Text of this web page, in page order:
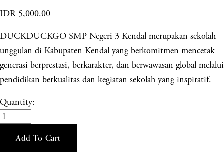
IDR 5,000.00
DUCKDUCKGO SMP Negeri 3 Kendal merupakan sekolah
unggulan di Kabupaten Kendal yang berkomitmen mencetak
generasi berprestasi, berkarakter, dan berwawasan global melalui
pendidikan berkualitas dan kegiatan sekolah yang inspiratif.
Quantity:
Add To Cart